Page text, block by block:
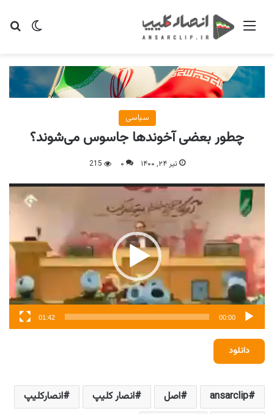
تغییر منو
سیاسی
چطور بعضی آخوندها جاسوس می‌شوند؟
تیر ۲۴, ۱۴۰۰ ۰ 215
نمایشگر
ویدیو
00:00
01:42
دانلود
ansarclip اصل انصار کلیپ
انصارکلیپ